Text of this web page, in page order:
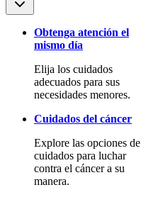
Obtenga atención el
mismo día
Elija los cuidados
adecuados para sus
necesidades menores.
Cuidados del cáncer
Explore las opciones de
cuidados para luchar
contra el cáncer a su
manera.